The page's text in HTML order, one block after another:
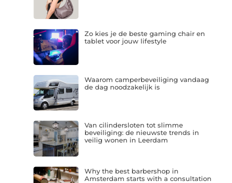
Zo kies je de beste gaming chair en
tablet voor jouw lifestyle
Waarom camperbeveiliging vandaag
de dag noodzakelijk is
Van cilindersloten tot slimme
beveiliging: de nieuwste trends in
veilig wonen in Leerdam
Why the best barbershop in
Amsterdam starts with a consultation